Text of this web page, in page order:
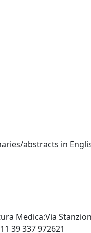
Medica:Via